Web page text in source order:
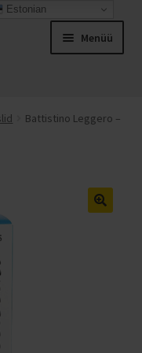
Menüü
Battistino Leggero –
Estonian